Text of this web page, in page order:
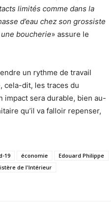
limités comme dans la
d’eau chez son grossiste
une boucherie» assure le
un rythme de travail
cela-dit, les traces du
impact sera durable, bien au-
qu’il va falloir repenser,
19 économie
Edouard Philippe
de l'Intérieur